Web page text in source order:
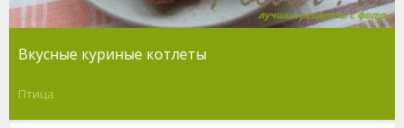
Вкусные куриные котлеты
Птица